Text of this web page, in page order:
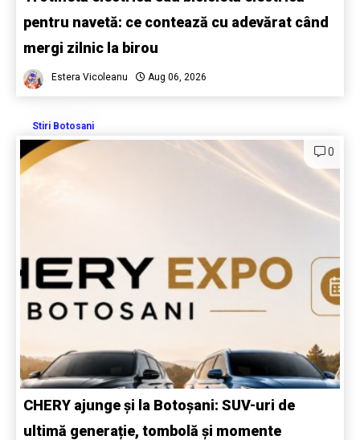
pentru navetă: ce contează cu adevărat când
mergi zilnic la birou
Estera Vicoleanu Aug 06, 2026
Stiri Botosani
0
CHERY ajunge și la Botoșani: SUV-uri de
ultimă generație, tombolă și momente